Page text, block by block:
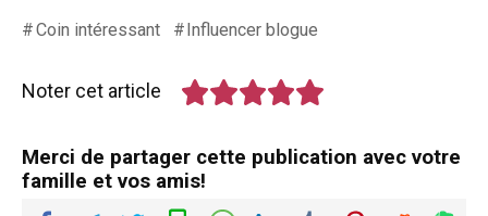
Coin intéressant Influencer blogue
Noter cet article
Merci de partager cette publication avec votre
famille et vos amis!